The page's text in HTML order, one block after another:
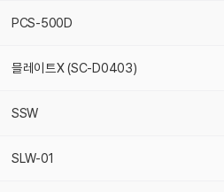
PCS-500D
믈레이트X (SC-D0403)
SSW
SLW-01